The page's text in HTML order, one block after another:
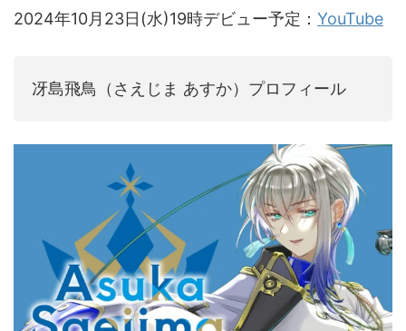
2024年10月23日(水)19時デビュー予定： YouTube
冴島飛鳥（さえじま あすか）プロフィール